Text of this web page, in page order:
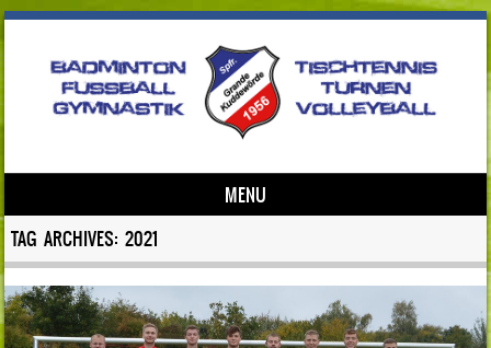
MENU
Skip to content
TAG ARCHIVES:2021